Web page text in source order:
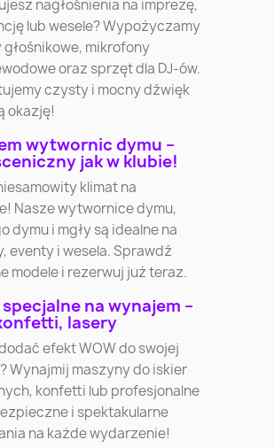
nagłośnienia na imprezę,
lub wesele? Wypożyczamy
mikrofony
oraz sprzęt dla DJ-ów.
czysty i mocny dźwięk
okazję!
wytwornic dymu –
jak w klubie!
klimat na
Nasze wytwornice dymu,
dymu i mgły są idealne na
eventy i wesela. Sprawdź
modele i rezerwuj już teraz.
na wynajem –
lasery
efekt WOW do swojej
Wynajmij maszyny do iskier
konfetti lub profesjonalne
i spektakularne
na każde wydarzenie!